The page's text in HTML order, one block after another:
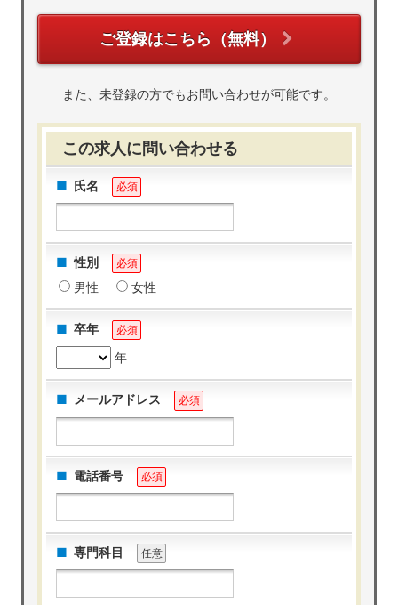
ご登録はこちら（無料）
また、未登録の方でもお問い合わせが可能です。
この求人に問い合わせる
氏名 必須
性別 必須
男性 女性
卒年 必須
年
メールアドレス 必須
電話番号 必須
専門科目 任意